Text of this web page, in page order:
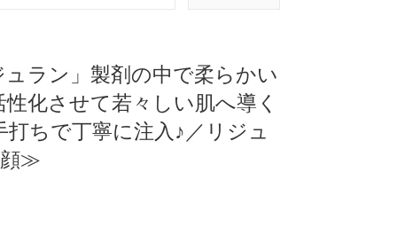
ラン」製剤の中で柔らかい
化させて若々しい肌へ導く
ちで丁寧に注入♪／リジュ
顔≫